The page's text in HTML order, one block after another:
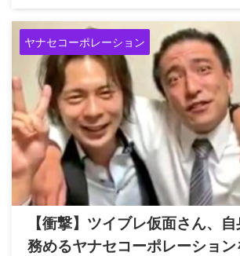
ヤナセコーポレーション
【衝撃】ツイブレ仮面さん、
務めるヤナセコーポレーショ